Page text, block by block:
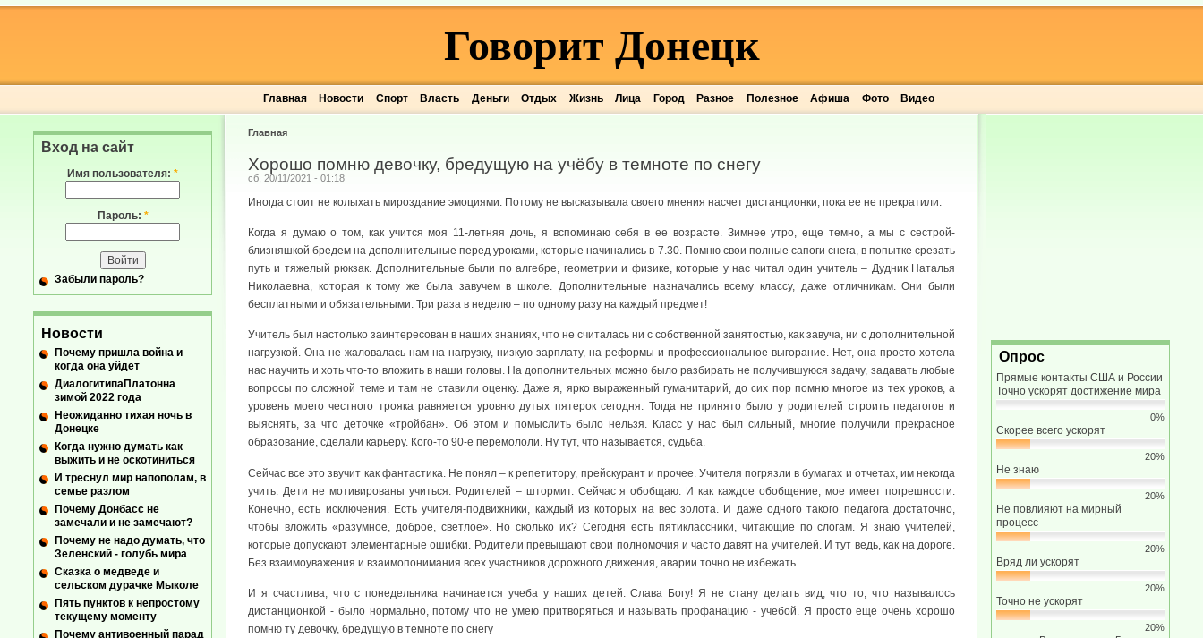
Главная Новости Спорт Власть Деньги Отдых Жизнь Лица Город Разное Полезное Афиша Фото Видео
Говорит Донецк
Главная
Хорошо помню девочку, бредущую на учёбу в темноте по снегу
сб, 20/11/2021 - 01:18
Иногда стоит не колыхать мироздание эмоциями. Потому не высказывала своего мнения насчет дистанционки, пока ее не прекратили.
Когда я думаю о том, как учится моя 11-летняя дочь, я вспоминаю себя в ее возрасте. Зимнее утро, еще темно, а мы с сестрой-
близняшкой бредем на дополнительные перед уроками, которые начинались в 7.30. Помню свои полные сапоги снега, в попытке срезать
путь и тяжелый рюкзак. Дополнительные были по алгебре, геометрии и физике, которые у нас читал один учитель – Дудник Наталья
Николаевна, которая к тому же была завучем в школе. Дополнительные назначались всему классу, даже отличникам. Они были
бесплатными и обязательными. Три раза в неделю – по одному разу на каждый предмет!
Учитель был настолько заинтересован в наших знаниях, что не считалась ни с собственной занятостью, как завуча, ни с дополнительной
нагрузкой. Она не жаловалась нам на нагрузку, низкую зарплату, на реформы и профессиональное выгорание. Нет, она просто хотела
нас научить и хоть что-то вложить в наши головы. На дополнительных можно было разбирать не получившуюся задачу, задавать любые
вопросы по сложной теме и там не ставили оценку. Даже я, ярко выраженный гуманитарий, до сих пор помню многое из тех уроков, а
уровень моего честного трояка равняется уровню дутых пятерок сегодня. Тогда не принято было у родителей строить педагогов и
выяснять, за что деточке «тройбан». Об этом и помыслить было нельзя. Класс у нас был сильный, многие получили прекрасное
образование, сделали карьеру. Кого-то 90-е перемололи. Ну тут, что называется, судьба.
Сейчас все это звучит как фантастика. Не понял – к репетитору, прейскурант и прочее. Учителя погрязли в бумагах и отчетах, им некогда
учить. Дети не мотивированы учиться. Родителей – штормит. Сейчас я обобщаю. И как каждое обобщение, мое имеет погрешности.
Конечно, есть исключения. Есть учителя-подвижники, каждый из которых на вес золота. И даже одного такого педагога достаточно,
чтобы вложить «разумное, доброе, светлое». Но сколько их? Сегодня есть пятиклассники, читающие по слогам. Я знаю учителей,
которые допускают элементарные ошибки. Родители превышают свои полномочия и часто давят на учителей. И тут ведь, как на дороге.
Без взаимоуважения и взаимопонимания всех участников дорожного движения, аварии точно не избежать.
И я счастлива, что с понедельника начинается учеба у наших детей. Слава Богу! Я не стану делать вид, что то, что называлось
дистанционкой - было нормально, потому что не умею притворяться и называть профанацию - учебой. Я просто еще очень хорошо
помню ту девочку, бредущую в темноте по снегу
Вход на сайт
Имя пользователя: *
Пароль: *
Забыли пароль?
Новости
Почему пришла война и
когда она уйдет
ДиалогитипаПлатонна
зимой 2022 года
Неожиданно тихая ночь в
Донецке
Когда нужно думать как
выжить и не оскотиниться
И треснул мир напополам, в
семье разлом
Почему Донбасс не
замечали и не замечают?
Почему не надо думать, что
Зеленский - голубь мира
Сказка о медведе и
сельском дурачке Мыколе
Пять пунктов к непростому
текущему моменту
Почему антивоенный парад
Опрос
Прямые контакты США и России
Точно ускорят достижение мира
0%
Скорее всего ускорят
20%
Не знаю
20%
Не повлияют на мирный
процесс
20%
Вряд ли ускорят
20%
Точно не ускорят
20%